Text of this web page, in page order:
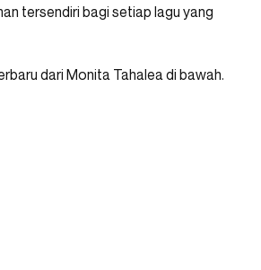
tersendiri bagi setiap lagu yang
dari Monita Tahalea di bawah.